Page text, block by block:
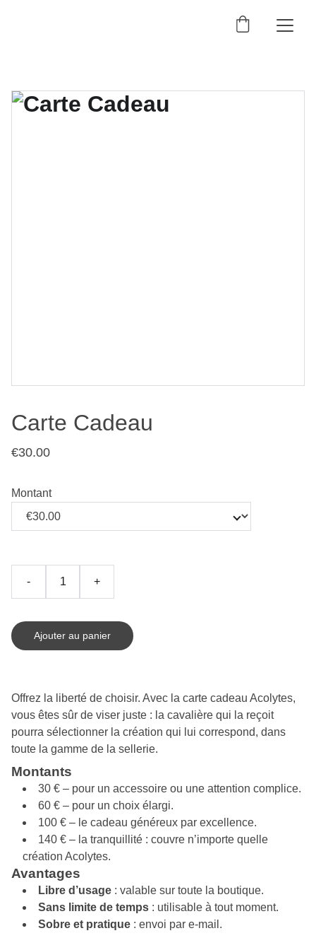
Carte Cadeau
€30.00
Montant
- +
Ajouter au panier
Offrez la liberté de choisir. Avec la carte cadeau Acolytes,
vous êtes sûr de viser juste : la cavalière qui la reçoit
pourra sélectionner la création qui lui correspond, dans
toute la gamme de la sellerie.
Montants
30 € – pour un accessoire ou une attention complice.
60 € – pour un choix élargi.
100 € – le cadeau généreux par excellence.
140 € – la tranquillité : couvre n’importe quelle
création Acolytes.
Avantages
Libre d’usage : valable sur toute la boutique.
Sans limite de temps : utilisable à tout moment.
Sobre et pratique : envoi par e-mail .